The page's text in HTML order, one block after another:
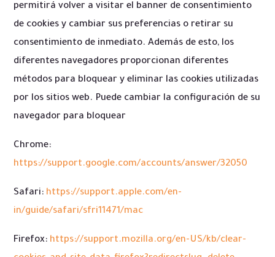
permitirá volver a visitar el banner de consentimiento
de cookies y cambiar sus preferencias o retirar su
consentimiento de inmediato. Además de esto, los
diferentes navegadores proporcionan diferentes
métodos para bloquear y eliminar las cookies utilizadas
por los sitios web. Puede cambiar la configuración de su
navegador para bloquear
Chrome:
https://support.google.com/accounts/answer/32050
Safari: https://support.apple.com/en-
in/guide/safari/sfri11471/mac
Firefox: https://support.mozilla.org/en-US/kb/clear-